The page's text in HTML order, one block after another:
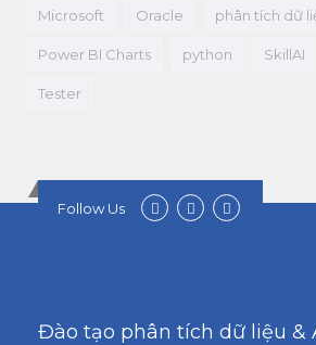
Microsoft Oracle phân tích dữ
Power BI Charts python SkillAI
Tester
Follow Us
Đào tạo phân tích dữ liệu &